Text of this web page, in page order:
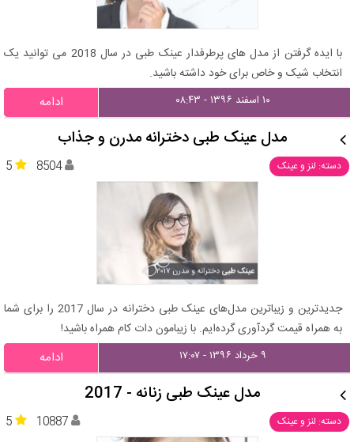
با ایده گرفتن از مدل های پرطرفدار عینک طبی در سال 2018 می توانید یک
انتخاب شیک و خاص برای خود داشته باشید.
۱۰ اسفند ۱۳۹۶ - ۰۸:۴۳ ادامه
مدل عینک طبی دخترانه مدرن و جذاب
دسته: لنز و عینک 5 8504
جدیدترین و زیباترین مدل‌های عینک طبی دخترانه در سال 2017 را برای شما
به همراه قیمت گردآوری گرده‌ایم. با زیبامون دات کام همراه باشید!
۹ خرداد ۱۳۹۶ - ۱۷:۰۷ ادامه
مدل عینک طبی زنانه - 2017
دسته: لنز و عینک 5 10887